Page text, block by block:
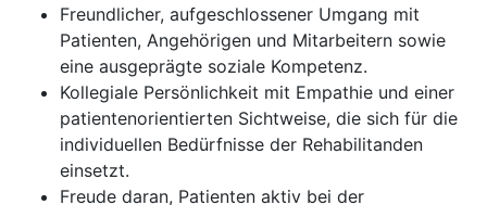
Freundlicher, aufgeschlossener Umgang mit
Patienten, Angehörigen und Mitarbeitern sowie
eine ausgeprägte soziale Kompetenz.
Kollegiale Persönlichkeit mit Empathie und einer
patientenorientierten Sichtweise, die sich für die
individuellen Bedürfnisse der Rehabilitanden
einsetzt.
Freude daran, Patienten aktiv bei der